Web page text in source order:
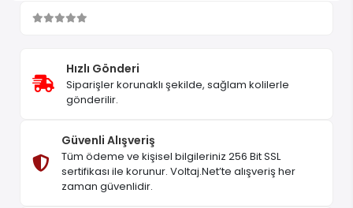
Hızlı Gönderi
Siparişler korunaklı şekilde, sağlam kolilerle
gönderilir.
Güvenli Alışveriş
Tüm ödeme ve kişisel bilgileriniz 256 Bit SSL
sertifikası ile korunur. Voltaj.Net’te alışveriş her
zaman güvenlidir.